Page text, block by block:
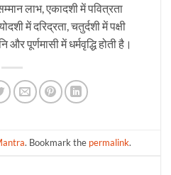
लाभ, एकादशी में पवित्रता
में दरिद्रता, चतुर्दशी में पक्षी
और पूर्णमासी में धर्मवृद्धि होती है।
. Bookmark the permalink.